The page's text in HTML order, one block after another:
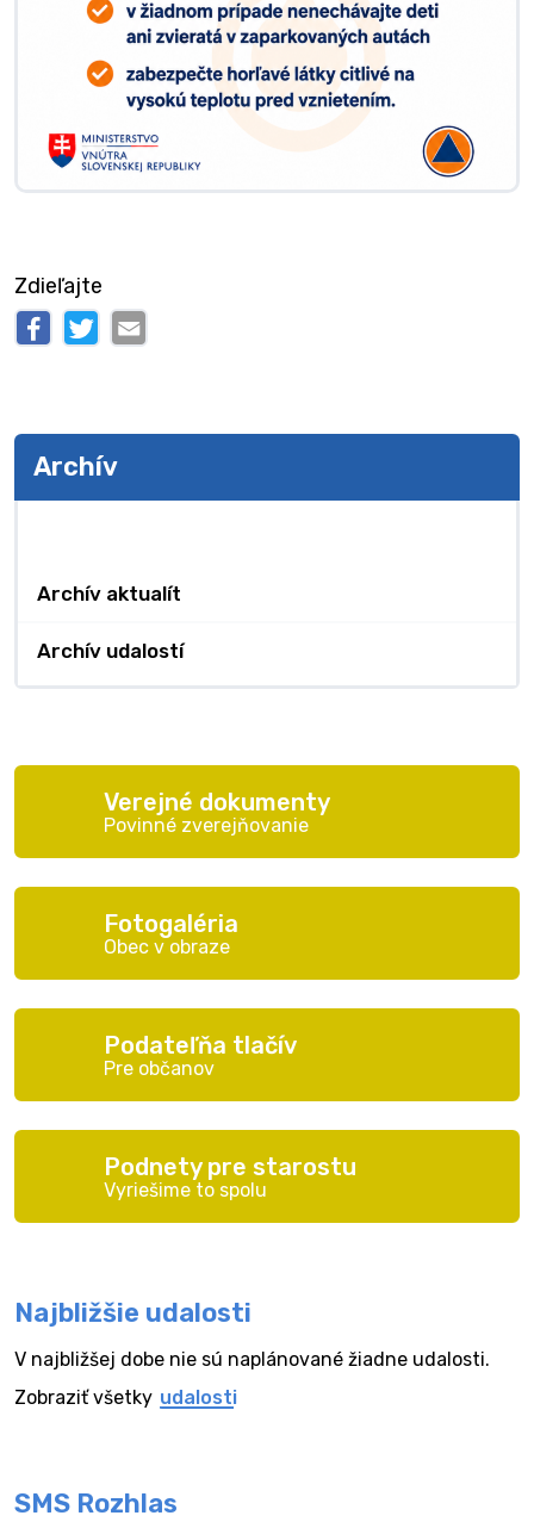
Zdieľajte
Archív
Archív aktualít
Archív udalostí
Verejné dokumenty
Povinné zverejňovanie
Fotogaléria
Obec v obraze
Podateľňa tlačív
Pre občanov
Podnety pre starostu
Vyriešime to spolu
Najbližšie udalosti
V najbližšej dobe nie sú naplánované žiadne udalosti.
Zobraziť všetky udalosti
SMS Rozhlas